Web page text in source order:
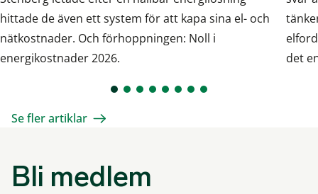
hittade de även ett system för att kapa sina el- och
nätkostnader. Och förhoppningen: Noll i
energikostnader 2026.
det
Se fler artiklar
Bli medlem